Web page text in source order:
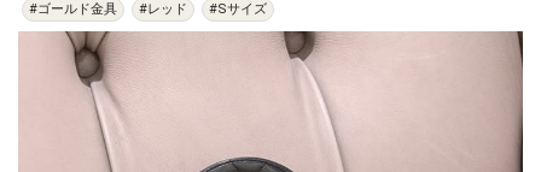
#ゴールド金具
#レッド #Sサイズ